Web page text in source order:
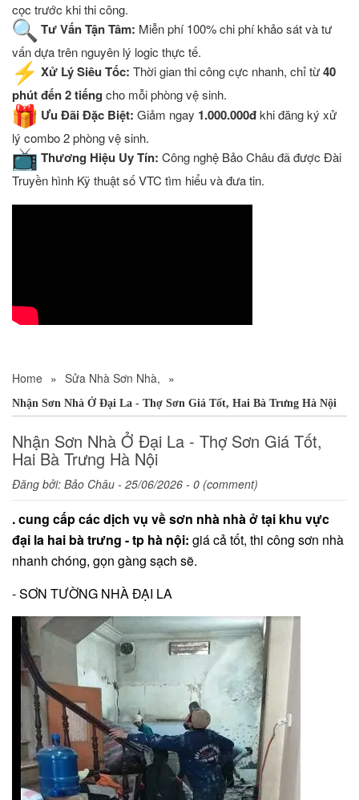
cọc trước khi thi công.
Tư Vấn Tận Tâm: Miễn phí 100% chi phí khảo sát và tư
vấn dựa trên nguyên lý logic thực tế.
Xử Lý Siêu Tốc: Thời gian thi công cực nhanh, chỉ từ40
phút đến 2 tiếng cho mỗi phòng vệ sinh.
Ưu Đãi Đặc Biệt: Giảm ngay 1.000.000đkhi đăng ký xử
lý combo 2 phòng vệ sinh.
Thương Hiệu Uy Tín: Công nghệ Bảo Châu đã được Đài
Truyền hình Kỹ thuật số VTC tìm hiểu và đưa tin.
Home » Sửa Nhà Sơn Nhà, »
Nhận Sơn Nhà Ở Đại La - Thợ Sơn Giá Tốt, Hai Bà Trưng Hà Nội
Nhận Sơn Nhà Ở Đại La - Thợ Sơn Giá Tốt,
Hai Bà Trưng Hà Nội
Đăng bởi: Bảo Châu - 25/06/2026 - 0 (comment)
. cung cấp các dịch vụ về sơn nhà nhà ở tại khu vực
đại la hai bà trưng - tp hà nội: giá cả tốt, thi công sơn nhà
nhanh chóng, gọn gàng sạch sẽ.
- SƠN TƯỜNG NHÀ ĐẠI LA